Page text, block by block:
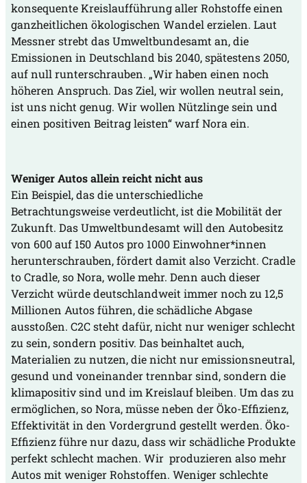
konsequente Kreislaufführung aller Rohstoffe einen
ganzheitlichen ökologischen Wandel erzielen. Laut
Messner strebt das Umweltbundesamt an, die
Emissionen in Deutschland bis 2040, spätestens 2050,
auf null runterschrauben. „Wir haben einen noch
höheren Anspruch. Das Ziel, wir wollen neutral sein,
ist uns nicht genug. Wir wollen Nützlinge sein und
einen positiven Beitrag leisten“ warf Nora ein.
Weniger Autos allein reicht nicht aus
Ein Beispiel, das die unterschiedliche
Betrachtungsweise verdeutlicht, ist die Mobilität der
Zukunft. Das Umweltbundesamt will den Autobesitz
von 600 auf 150 Autos pro 1000 Einwohner*innen
herunterschrauben, fördert damit also Verzicht. Cradle
to Cradle, so Nora, wolle mehr. Denn auch dieser
Verzicht würde deutschlandweit immer noch zu 12,5
Millionen Autos führen, die schädliche Abgase
ausstoßen. C2C steht dafür, nicht nur weniger schlecht
zu sein, sondern positiv. Das beinhaltet auch,
Materialien zu nutzen, die nicht nur emissionsneutral,
gesund und voneinander trennbar sind, sondern die
klimapositiv sind und im Kreislauf bleiben. Um das zu
ermöglichen, so Nora, müsse neben der Öko-Effizienz,
Effektivität in den Vordergrund gestellt werden. Öko-
Effizienz führe nur dazu, dass wir schädliche Produkte
perfekt schlecht machen. Wir produzieren also mehr
Autos mit weniger Rohstoffen. Weniger schlechte